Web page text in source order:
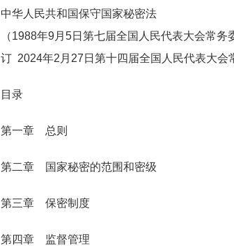
中华人民共和国保守国家秘密法
（1988年9月5日第七届全国人民代表大会常
订 2024年2月27日第十四届全国人民代表大会
目录
第一章 总则
第二章 国家秘密的范围和密级
第三章 保密制度
第四章 监督管理